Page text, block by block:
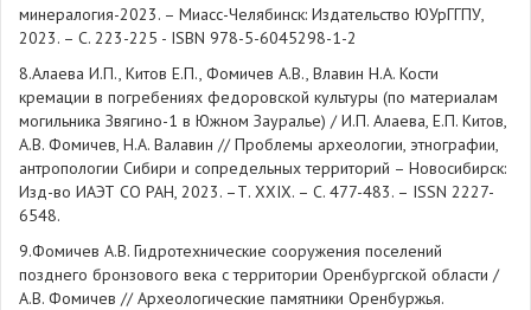
минералогия-2023. – Миасс-Челябинск: Издательство ЮУрГГПУ,
2023. – С. 223-225 - ISBN 978-5-6045298-1-2
8.Алаева И.П., Китов Е.П., Фомичев А.В., Влавин Н.А. Кости
кремации в погребениях федоровской культуры (по материалам
могильника Звягино-1 в Южном Зауралье) / И.П. Алаева, Е.П. Китов,
А.В. Фомичев, Н.А. Валавин // Проблемы археологии, этнографии,
антропологии Сибири и сопредельных территорий – Новосибирск:
Изд-во ИАЭТ СО РАН, 2023. –Т. XXIX. – С. 477-483. – ISSN 2227-
6548.
9.Фомичев А.В. Гидротехнические сооружения поселений
позднего бронзового века с территории Оренбургской области /
А.В. Фомичев // Археологические памятники Оренбуржья.